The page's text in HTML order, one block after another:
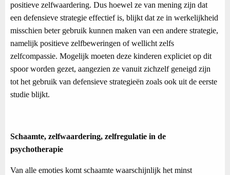
positieve zelfwaardering. Dus hoewel ze van mening zijn dat
een defensieve strategie effectief is, blijkt dat ze in werkelijkheid
misschien beter gebruik kunnen maken van een andere strategie,
namelijk positieve zelfbeweringen of wellicht zelfs
zelfcompassie. Mogelijk moeten deze kinderen expliciet op dit
spoor worden gezet, aangezien ze vanuit zichzelf geneigd zijn
tot het gebruik van defensieve strategieën zoals ook uit de eerste
studie blijkt.
Schaamte, zelfwaardering, zelfregulatie in de
psychotherapie
Van alle emoties komt schaamte waarschijnlijk het minst